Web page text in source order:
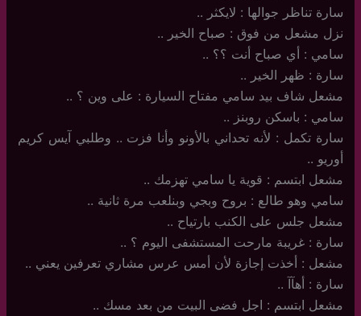
سارة تناظر جوالها : لايكثر ..
نزل مشعل من فوق : صباح الخير ..
سامي : أي صباح أنت ؟؟ ..
سارة : ظهر الخير ..
مشعل شاف بيد سامي مفتاح السيارة : على وين ؟ ..
سامي : باسكن روبنز ..
سارة تكمل : لأنه تحداني بالأونو وأنا فزت .. وطلبي آيس كريم
أوريو ..
مشعل ابتسم : قوية يا سامي تهزمك ..
سامي وهو طالع : بروح وبجي وبنلعب مرة ثانية ..
مشعل جلس على الكنب بارتياح ..
سارة : غريبة مارحت المستشفى اليوم ؟ ..
مشعل : أخذت إجازة لأن أمس عرس مشاري تعرفين يعني ..
سارة : أهآآ ..
مشعل ابتسم : اجل فضى البيت من بعد مسك ..